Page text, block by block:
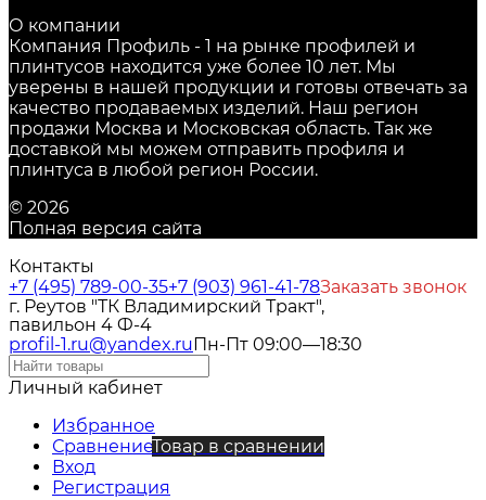
О компании
Компания Профиль - 1 на рынке профилей и
плинтусов находится уже более 10 лет. Мы
уверены в нашей продукции и готовы отвечать за
качество продаваемых изделий. Наш регион
продажи Москва и Московская область. Так же
доставкой мы можем отправить профиля и
плинтуса в любой регион России.
© 2026
Полная версия сайта
Контакты
+7 (495) 789-00-35+7 (903) 961-41-78Заказать звонок
г. Реутов "ТК Владимирский Тракт",
павильон 4 Ф-4
profil-1.ru@yandex.ruПн-Пт 09:00—18:30
Личный кабинет
Избранное
СравнениеТовар в сравнении
Вход
Регистрация